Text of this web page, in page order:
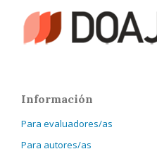
Información
Para evaluadores/as
Para autores/as